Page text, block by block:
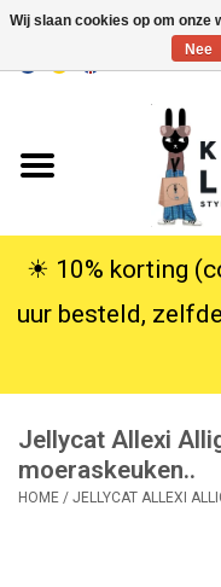
USD
Knuffels
Poppen
SALE
Cadeauservice
☀︎ 10% korting
uur besteld, zelfde
Jellycat Allexi
moeraskeuken..
HOME / JELLYCAT ALLEXI
Wij slaan cookies op om onze
Nee